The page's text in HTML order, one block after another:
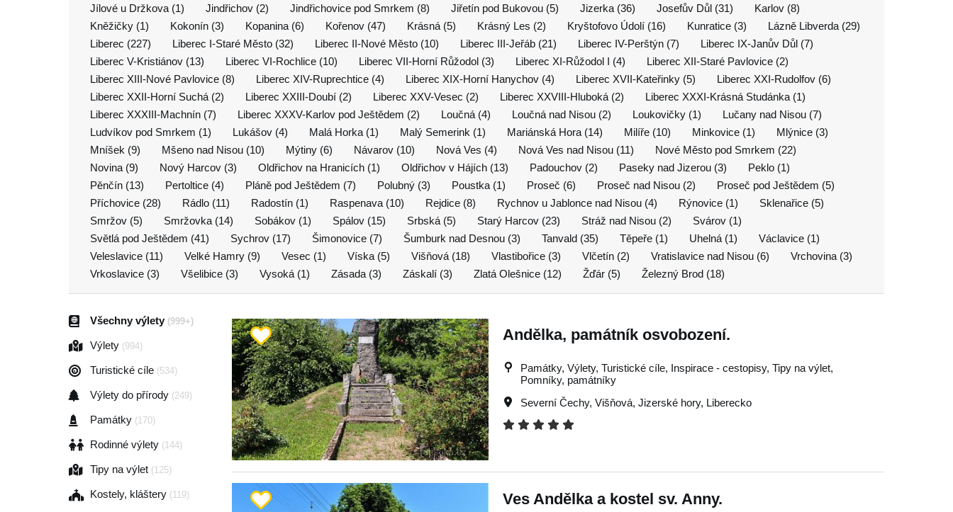
Jílové u Držkova (1)
Jindřichov (2) Jindřichovice pod Smrkem (8) Jiřetín pod Bukovou (5) Jizerka (36) Josefův Důl (31)
Karlov (8)
Kněžičky (1)
Kokonín (3) Kopanina (6) Kořenov (47) Krásná (5) Krásný Les (2) Kryštofovo Údolí (16) Kunratice (3)
Lázně Libverda (29)
Liberec (227)
Liberec I-Staré Město (32) Liberec II-Nové Město (10) Liberec III-Jeřáb (21) Liberec IV-Perštýn (7)
Liberec IX-Janův Důl (7)
Liberec V-Kristiánov (13)
Liberec VI-Rochlice (10) Liberec VII-Horní Růžodol (3) Liberec XI-Růžodol I (4)
Liberec XII-Staré Pavlovice (2)
Liberec XIII-Nové Pavlovice (8)
Liberec XIV-Ruprechtice (4) Liberec XIX-Horní Hanychov (4) Liberec XVII-Kateřinky (5)
Liberec XXI-Rudolfov (6)
Liberec XXII-Horní Suchá (2)
Liberec XXIII-Doubí (2) Liberec XXV-Vesec (2) Liberec XXVIII-Hluboká (2)
Liberec XXXI-Krásná Studánka (1)
Liberec XXXIII-Machnín (7)
Liberec XXXV-Karlov pod Ještědem (2) Loučná (4) Loučná nad Nisou (2) Loukovičky (1)
Lučany nad Nisou (7)
Ludvíkov pod Smrkem (1)
Lukášov (4) Malá Horka (1) Malý Semerink (1) Mariánská Hora (14) Milíře (10) Minkovice (1)
Mlýnice (3)
Mníšek (9)
Mšeno nad Nisou (10) Mýtiny (6) Návarov (10) Nová Ves (4) Nová Ves nad Nisou (11)
Nové Město pod Smrkem (22)
Novina (9)
Nový Harcov (3) Oldřichov na Hranicích (1) Oldřichov v Hájích (13) Padouchov (2) Paseky nad Jizerou (3)
Peklo (1)
Pěnčín (13)
Pertoltice (4) Pláně pod Ještědem (7) Polubný (3) Poustka (1) Proseč (6) Proseč nad Nisou (2)
Proseč pod Ještědem (5)
Příchovice (28)
Rádlo (11) Radostín (1) Raspenava (10) Rejdice (8) Rychnov u Jablonce nad Nisou (4) Rýnovice (1)
Sklenařice (5)
Smržov (5)
Smržovka (14) Sobákov (1) Spálov (15) Srbská (5) Starý Harcov (23) Stráž nad Nisou (2)
Svárov (1)
Světlá pod Ještědem (41)
Sychrov (17) Šimonovice (7) Šumburk nad Desnou (3) Tanvald (35) Těpeře (1) Uhelná (1)
Václavice (1)
Veleslavice (11)
Velké Hamry (9) Vesec (1) Víska (5) Višňová (18) Vlastibořice (3) Vlčetín (2) Vratislavice nad Nisou (6)
Vrchovina (3)
Vrkoslavice (3)
Všelibice (3) Vysoká (1) Zásada (3) Záskalí (3) Zlatá Olešnice (12) Žďár (5) Železný Brod (18)
Všechny výlety (999+)
Výlety (994)
Turistické cíle (534)
Výlety do přírody (249)
Památky (170)
Rodinné výlety (144)
Tipy na výlet (125)
Kostely, kláštery (119)
Andělka, památník osvobození.
Památky, Výlety, Turistické cíle, Inspirace - cestopisy, Tipy na výlet,
Pomníky, památníky
Severní Čechy, Višňová, Jizerské hory, Liberecko
Ves Andělka a kostel sv. Anny.